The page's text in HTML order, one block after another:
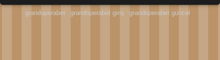
grandoperabet grandoperabet giriş grandoperabet güncel